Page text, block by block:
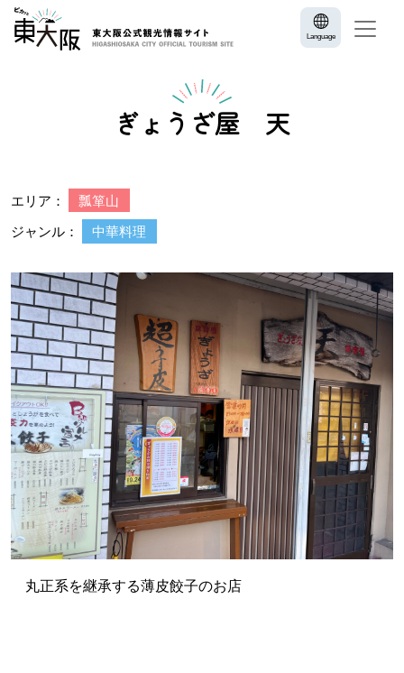
Language
ぎょうざ屋 天
エリア： 瓢箪山
ジャンル： 中華料理
丸正系を継承する薄皮餃子のお店